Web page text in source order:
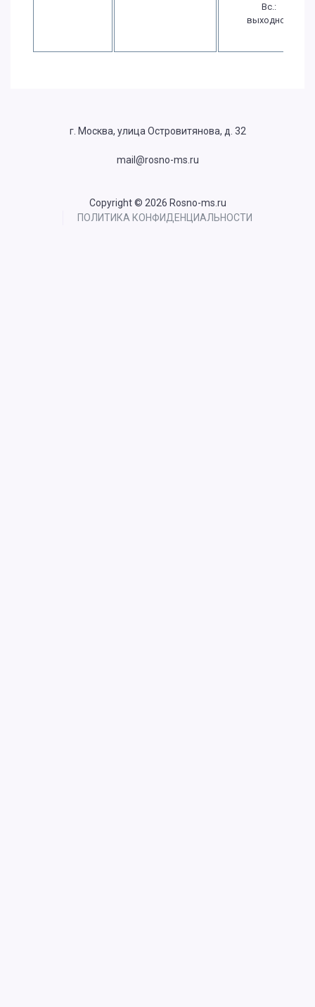
Вс.:
выходной
г. Москва, улица Островитянова, д. 32
mail@rosno-ms.ru
Copyright © 2026 Rosno-ms.ru
ПОЛИТИКА КОНФИДЕНЦИАЛЬНОСТИ